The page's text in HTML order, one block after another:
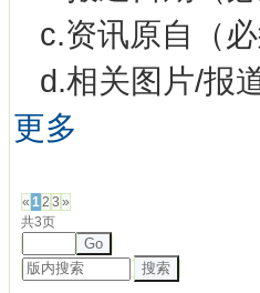
c.资讯原自（必
d.相关图片/报
更多
« 12 3 »
共3页
Go
搜索